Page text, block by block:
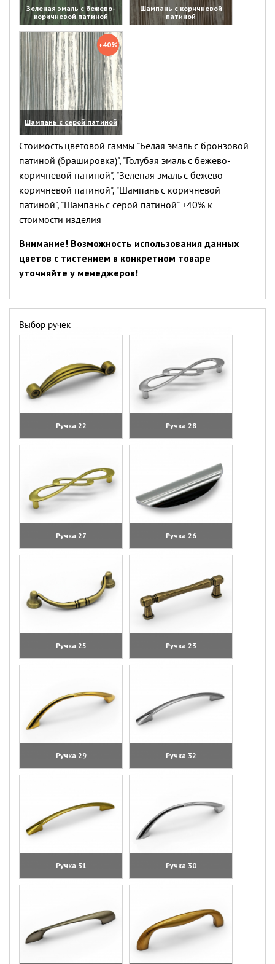
Зеленая эмаль с бежево-
коричневой патиной
(увеличить)
Шампань с коричневой
патиной
(увеличить)
+40%
Шампань с серой патиной
(увеличить)
Стоимость цветовой гаммы "Белая эмаль с бронзовой
патиной (брашировка)", "Голубая эмаль с бежево-
коричневой патиной", "Зеленая эмаль с бежево-
коричневой патиной", "Шампань с коричневой
патиной", "Шампань с серой патиной" +40% к
стоимости изделия
Внимание! Возможность использования данных
цветов с тистением в конкретном товаре
уточняйте у менеджеров!
Выбор ручек
Ручка 22
(увеличить)
Ручка 28
(увеличить)
Ручка 27
(увеличить)
Ручка 26
(увеличить)
Ручка 25
(увеличить)
Ручка 23
(увеличить)
Ручка 29
(увеличить)
Ручка 32
(увеличить)
Ручка 31
(увеличить)
Ручка 30
(увеличить)